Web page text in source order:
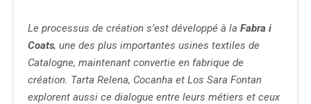
Le processus de création s’est développé à la Fabra i
Coats, une des plus importantes usines textiles de
Catalogne, maintenant convertie en fabrique de
création. Tarta Relena, Cocanha et Los Sara Fontan
explorent aussi ce dialogue entre leurs métiers et ceux